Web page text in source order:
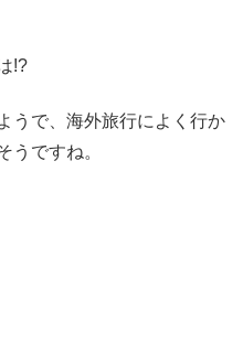
!?
うで、海外旅行によく行か
うですね。